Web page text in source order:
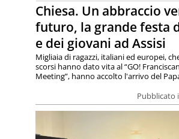
Chiesa. Un abbraccio
futuro, la grande festa
e dei giovani ad Assisi
Pubblicato
Migliaia di ragazzi, italiani ed europei,
scorsi hanno dato vita al “GO!
Meeting”, hanno accolto l'arrivo del